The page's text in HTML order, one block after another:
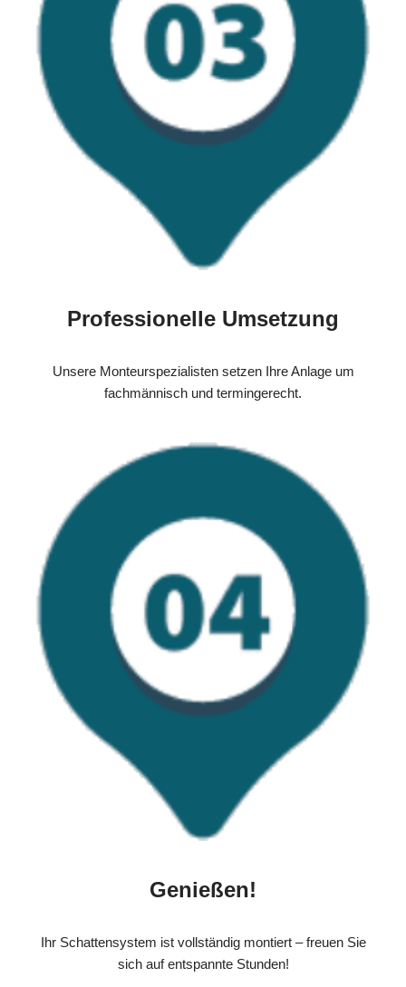
Professionelle Umsetzung
Unsere Monteurspezialisten setzen Ihre Anlage um
fachmännisch und termingerecht.
Genießen!
Ihr Schattensystem ist vollständig montiert – freuen Sie
sich auf entspannte Stunden!